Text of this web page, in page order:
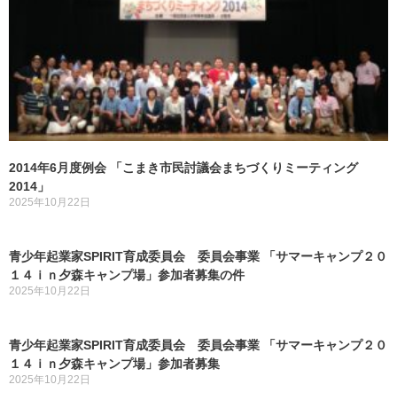
2014年6月度例会 「こまき市民討議会まちづくりミーティング
2014」
2025年10月22日
青少年起業家SPIRIT育成委員会 委員会事業 「サマーキャンプ２０
１４ｉｎ夕森キャンプ場」参加者募集の件
2025年10月22日
青少年起業家SPIRIT育成委員会 委員会事業 「サマーキャンプ２０
１４ｉｎ夕森キャンプ場」参加者募集
2025年10月22日